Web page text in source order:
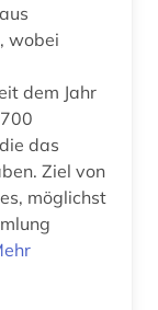
wobei
dem Jahr
das
Ziel von
möglichst